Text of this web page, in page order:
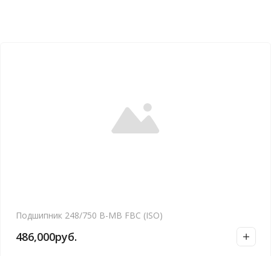
Подшипник 248/750 B-MB FBC (ISO)
486,000руб.